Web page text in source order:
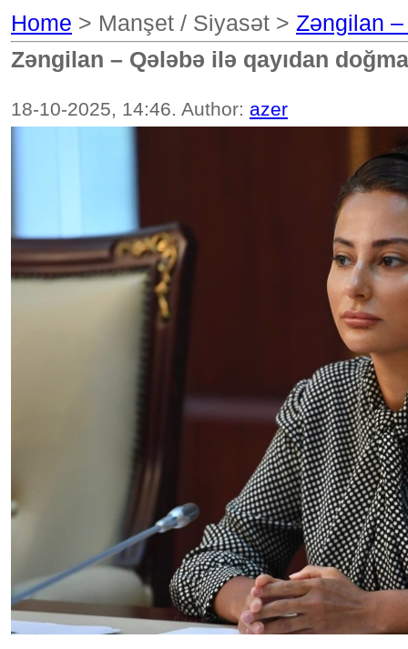
Home > Manşet / Siyasət > Zəngilan
Zəngilan – Qələbə ilə qayıdan
18-10-2025, 14:46. Author: azer